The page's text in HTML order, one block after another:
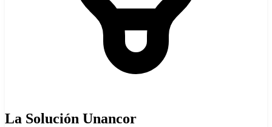
La Solución Unancor